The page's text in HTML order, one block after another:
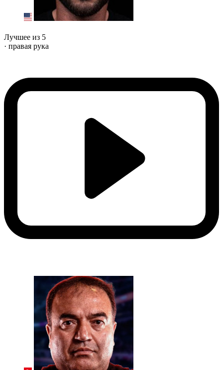
Лучшее из 5
· правая рука